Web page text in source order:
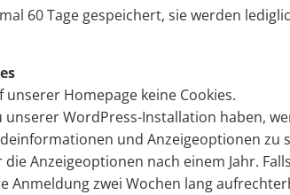
60 Tage gespeichert, sie werden
Homepage keine Cookies.
unserer WordPress-Installation haben,
und Anzeigeoptionen zu
Anzeigeoptionen nach einem Jahr.
Anmeldung zwei Wochen lang